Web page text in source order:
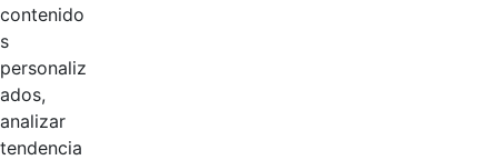
contenido
s
personaliz
ados,
analizar
tendencia